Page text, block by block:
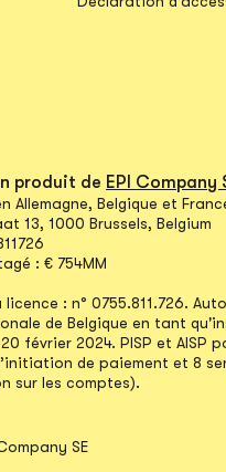
produit de EPI Company
Allemagne, Belgique et
13, 1000 Brussels, Belgium
: € 754MM
: n° 0755.811.726.
de Belgique en tant
février 2024. PISP et AISP
de paiement et 8
sur les comptes).
SE